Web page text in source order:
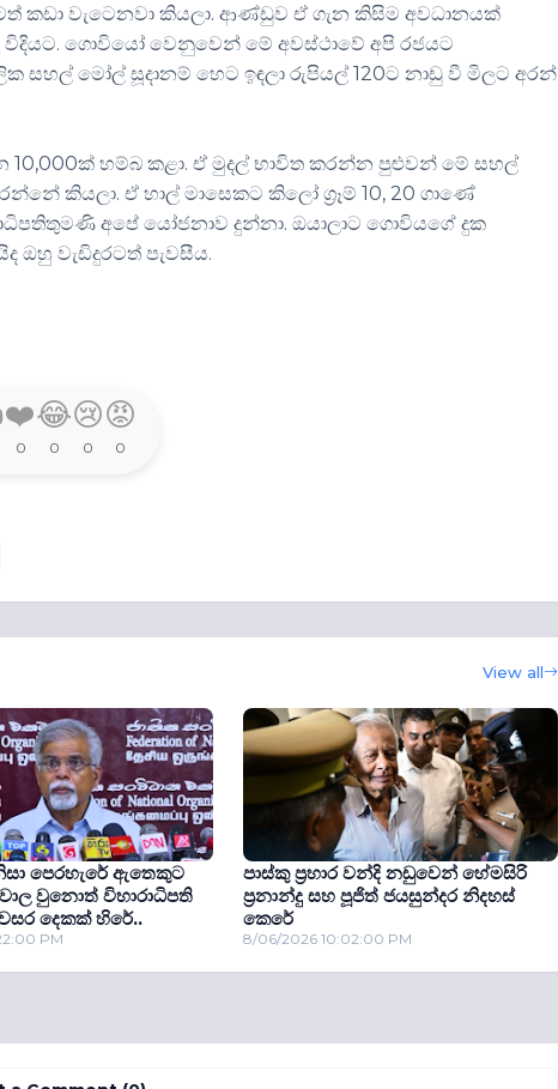
කඩා වැටෙනවා කියලා. ආණ්ඩුව ඒ ගැන කිසිම අවධානයක්
ගොවියෝ වෙනුවෙන් මේ අවස්ථාවේ අපි රජයට
සහල් මෝල් සූදානම් හෙට ඉඳලා රුපියල් 120ට නාඩු වී මිලට අරන්
හම්බ කළා. ඒ මුදල් භාවිත කරන්න පුළුවන් මේ සහල්
කියලා. ඒ හාල් මාසෙකට කිලෝ ග්‍රෑම් 10, 20 ගාණේ
අපේ යෝජනාව දුන්නා. ඔයාලාට ගොවියගේ දුක
ඔහු වැඩිදුරටත් පැවසීය.
❤️
0
😂
0
😢
0
😡
0
View all
පෙරහැරේ ඇතෙකුට
වුනොත් විහාරාධිපති
දෙකක් හිරේ..
PM
පාස්කු ප්‍රහාර වන්දි නඩුවෙන් හේමසිරි
ප්‍රනාන්දු සහ පූජිත් ජයසුන්දර නිදහස්
කෙරේ
8/06/2026 10:02:00 PM